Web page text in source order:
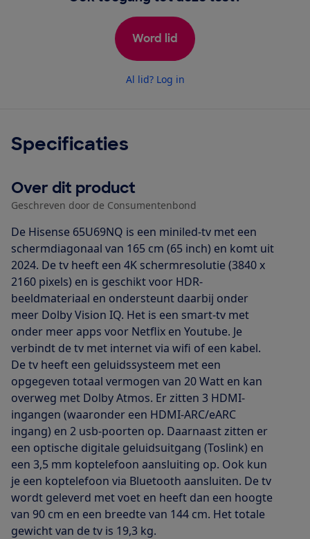
Word lid
Al lid? Log in
Specificaties
Over dit product
Geschreven door de Consumentenbond
De Hisense 65U69NQ is een miniled-tv met een
schermdiagonaal van 165 cm (65 inch) en komt uit
2024. De tv heeft een 4K schermresolutie (3840 x
2160 pixels) en is geschikt voor HDR-
beeldmateriaal en ondersteunt daarbij onder
meer Dolby Vision IQ. Het is een smart-tv met
onder meer apps voor Netflix en Youtube. Je
verbindt de tv met internet via wifi of een kabel.
De tv heeft een geluidssysteem met een
opgegeven totaal vermogen van 20 Watt en kan
overweg met Dolby Atmos. Er zitten 3 HDMI-
ingangen (waaronder een HDMI-ARC/eARC
ingang) en 2 usb-poorten op. Daarnaast zitten er
een optische digitale geluidsuitgang (Toslink) en
een 3,5 mm koptelefoon aansluiting op. Ook kun
je een koptelefoon via Bluetooth aansluiten. De tv
wordt geleverd met voet en heeft dan een hoogte
van 90 cm en een breedte van 144 cm. Het totale
gewicht van de tv is 19,3 kg.